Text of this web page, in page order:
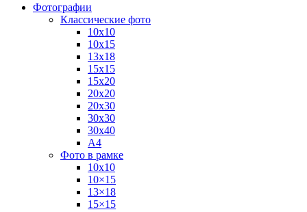
Фотографии
Классические фото
10х10
10х15
13х18
15х15
15х20
20х20
20х30
30х30
30х40
А4
Фото в рамке
10х10
10×15
13×18
15×15